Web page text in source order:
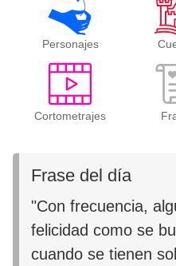
Personajes
Cortometrajes
Frase del día
"Con frecuencia,
felicidad como se
cuando se tienen